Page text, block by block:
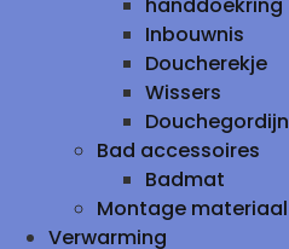
Inbouwnis
Doucherekje
Wissers
Douchegordijn
Bad accessoires
Badmat
Montage materiaal
Verwarming